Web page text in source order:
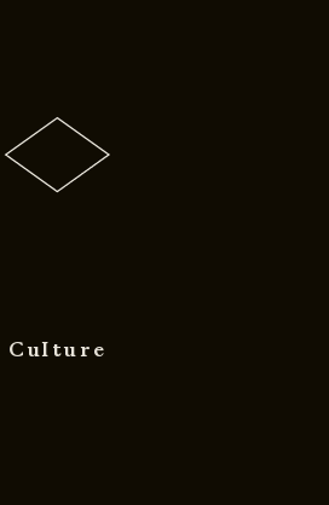
Culture